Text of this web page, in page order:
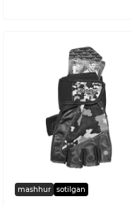
mashhur sotilgan